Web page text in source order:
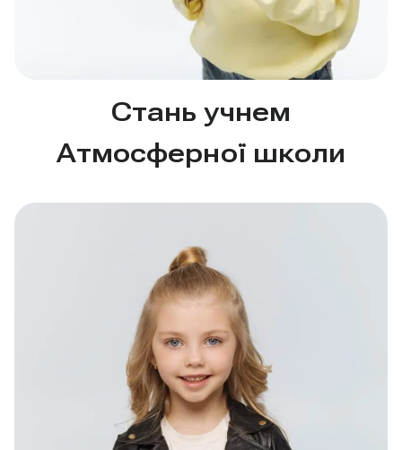
Стань учнем
Атмосферної школи